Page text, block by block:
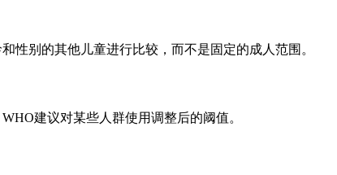
性别的其他儿童进行比较，而不是固定的成人范围。
建议对某些人群使用调整后的阈值。